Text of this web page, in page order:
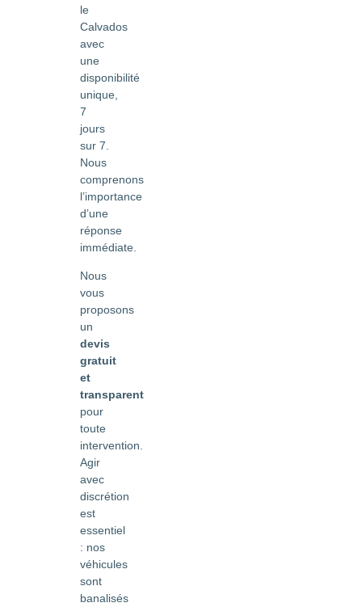
le
Calvados
avec
une
disponibilité
unique,
7
jours
sur 7.
Nous
comprenons
l’importance
d’une
réponse
immédiate.
Nous
vous
proposons
un
devis
gratuit
et
transparent
pour
toute
intervention.
Agir
avec
discrétion
est
essentiel
: nos
véhicules
sont
banalisés